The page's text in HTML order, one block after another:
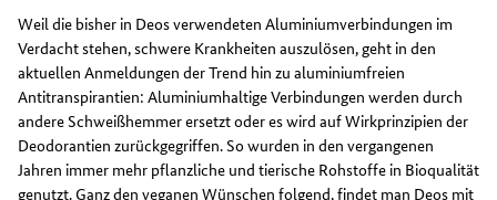
Weil die bisher in Deos verwendeten Aluminiumverbindungen im
Verdacht stehen, schwere Krankheiten auszulösen, geht in den
aktuellen Anmeldungen der Trend hin zu aluminiumfreien
Antitranspirantien: Aluminiumhaltige Verbindungen werden durch
andere Schweißhemmer ersetzt oder es wird auf Wirkprinzipien der
Deodorantien zurückgegriffen. So wurden in den vergangenen
Jahren immer mehr pflanzliche und tierische Rohstoffe in Bioqualität
genutzt. Ganz den veganen Wünschen folgend, findet man Deos mit